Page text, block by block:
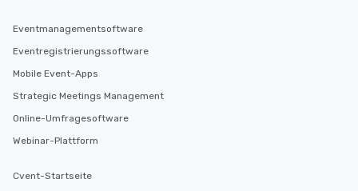
Eventmanagementsoftware
Eventregistrierungssoftware
Mobile Event-Apps
Strategic Meetings Management
Online-Umfragesoftware
Webinar-Plattform
Cvent-Startseite